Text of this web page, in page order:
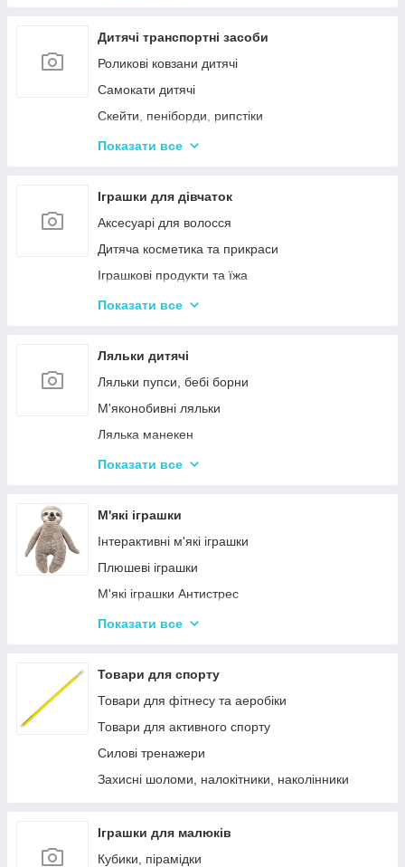
Дерев'яні іграшки-лабіринти
Дерев'яні іграшкові кубики, пірамідки
Дерев'яні іграшки-шнурівки
Дерев'яні дитячі конструктори
Різні дерев'яні іграшки
Дитячі транспортні засоби
Роликові ковзани дитячі
Самокати дитячі
Скейти, пеніборди, рипстіки
Каталки та толокари
Показати все
Іграшки для дівчаток
Аксесуарі для волосся
Дитяча косметика та прикраси
Іграшкові продукти та їжа
Іграшковий посуд
Дитячі ігрові набори для прибирання
Дитячі рольові набори лікаря
Дитячий ігровий набір кухня
Дитячий ігровий магазин, касса
Іграшковий салон краси, трюмо
Показати все
Ляльки дитячі
Ляльки пупси, бебі борни
М'яконобивні ляльки
Лялька манекен
Барбі та схожі ляльки
Лялькові будиночки
Візочки для ляльок
Ліжечка для ляльок
Одяг та аксесуари для Ляльок
Показати все
М'які іграшки
Інтерактивні м'які іграшки
Плюшеві іграшки
М'які іграшки Антистрес
Іграшки для лялькового театру
Показати все
Товари для спорту
Товари для фітнесу та аеробіки
Товари для активного спорту
Силові тренажери
Захисні шоломи, налокітники, наколінники
Іграшки для малюків
Кубики, пірамідки